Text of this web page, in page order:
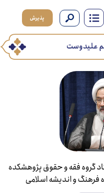
فقه و حقوق پژوهشکده
و اندیشه اسلامی